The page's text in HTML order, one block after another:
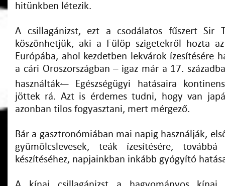
hitünkben létezik.
A csillagánizst, ezt a csodálatos fűszert Sir
köszönhetjük, aki a Fülöp szigetekről hozta
Európába, ahol kezdetben lekvárok ízesítésére
a cári Oroszországban – igaz már a 17.
használták. Egészségügyi hatásaira
jöttek rá. Azt is érdemes tudni, hogy van
azonban tilos fogyasztani, mert mérgező.
Bár a gasztronómiában mai napig használják,
gyümölcslevesek, teák ízesítésére,
készítéséhez, napjainkban inkább gyógyító